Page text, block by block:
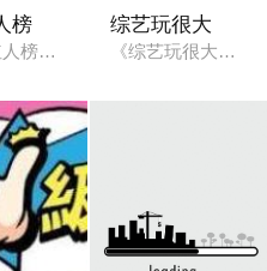
的最新奇有趣,最出名及最有特
榜
人榜》是三立电视的歌唱选秀
综艺玩很大
《综艺玩很大》